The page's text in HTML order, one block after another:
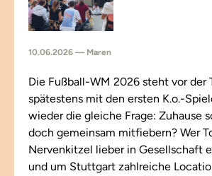
10.06.2026 — Maren
Die Fußball-WM 2026 steht vor der
spätestens mit den ersten K.o.-
wieder die gleiche Frage: Zuhause
doch gemeinsam mitfiebern? Wer
Nervenkitzel lieber in Gesellschaft
und um Stuttgart zahlreiche